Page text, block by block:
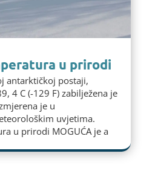
u prirodi
antarktičkoj postaji,
4 C (-129 F) zabilježena je
je u
uvjetima.
u prirodi MOGUĆA je a